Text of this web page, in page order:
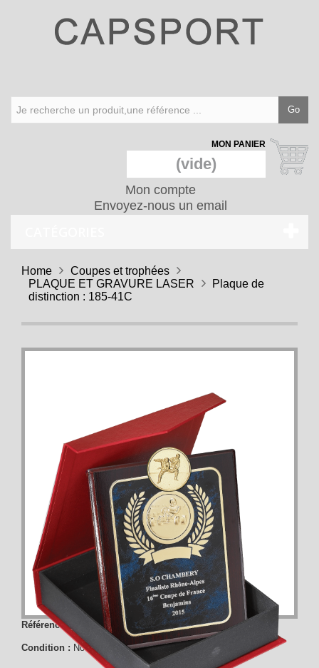
Go
MON PANIER
(vide)
Mon compte
Envoyez-nous un email
Home
Coupes et trophées
PLAQUE ET GRAVURE LASER
Plaque de
distinction : 185-41C
Référence : 185-41
Condition : Nouveau produit